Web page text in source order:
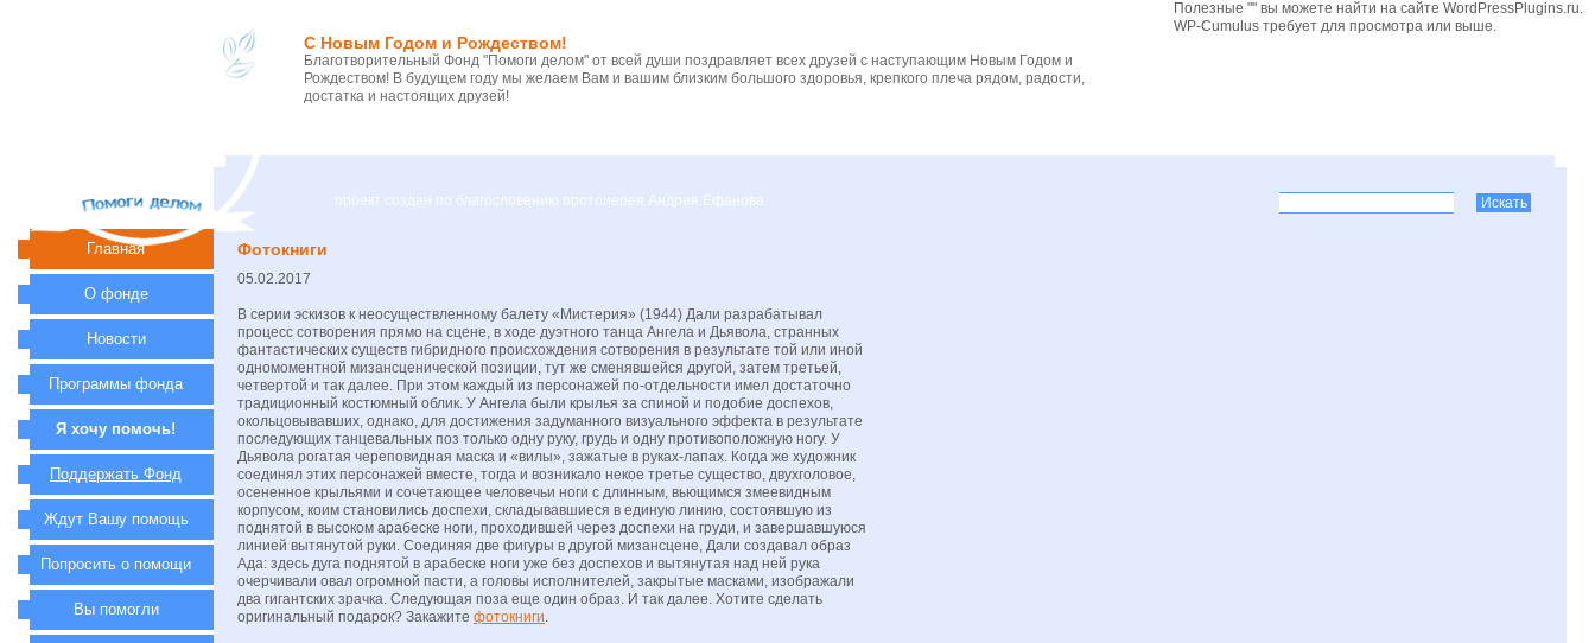
С Новым Годом и Рождеством!
Благотворительный Фонд "Помоги делом" от всей души поздравляет всех друзей с наступающим Новым Годом и
Рождеством! В будущем году мы желаем Вам и вашим близким большого здоровья, крепкого плеча рядом, радости,
достатка и настоящих друзей!
Полезные "" вы можете найти на сайте WordPressPlugins.ru.
WP-Cumulus требует для просмотра или выше.
проект создан по благословению протоиерея Андрея Ефанова
Фотокниги
05.02.2017
В серии эскизов к неосуществленному балету «Мистерия» (1944) Дали разрабатывал
процесс сотворения прямо на сцене, в ходе дуэтного танца Ангела и Дьявола, странных
фантастических существ гибридного происхождения сотворения в результате той или иной
одномоментной мизансценической позиции, тут же сменявшейся другой, затем третьей,
четвертой и так далее. При этом каждый из персонажей по-отдельности имел достаточно
традиционный костюмный облик. У Ангела были крылья за спиной и подобие доспехов,
окольцовывавших, однако, для достижения задуманного визуального эффекта в результате
последующих танцевальных поз только одну руку, грудь и одну противоположную ногу. У
Дьявола рогатая череповидная маска и «вилы», зажатые в руках-лапах. Когда же художник
соединял этих персонажей вместе, тогда и возникало некое третье существо, двухголовое,
осененное крыльями и сочетающее человечьи ноги с длинным, вьющимся змеевидным
корпусом, коим становились доспехи, складывавшиеся в единую линию, состоявшую из
поднятой в высоком арабеске ноги, проходившей через доспехи на груди, и завершавшуюся
линией вытянутой руки. Соединяя две фигуры в другой мизансцене, Дали создавал образ
Ада: здесь дуга поднятой в арабеске ноги уже без доспехов и вытянутая над ней рука
очерчивали овал огромной пасти, а головы исполнителей, закрытые масками, изображали
два гигантских зрачка. Следующая поза еще один образ. И так далее. Хотите сделать
оригинальный подарок? Закажите фотокниги.
Главная
О фонде
Новости
Программы фонда
Я хочу помочь!
Поддержать Фонд
Ждут Вашу помощь
Попросить о помощи
Вы помогли